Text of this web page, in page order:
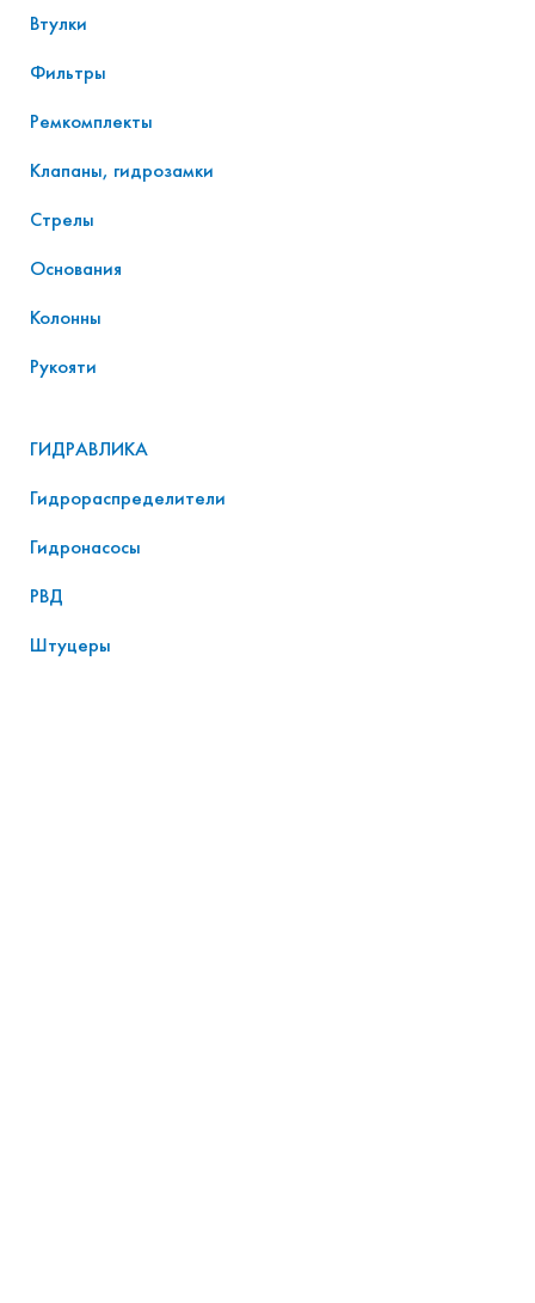
Втулки
Фильтры
Ремкомплекты
Клапаны, гидрозамки
Стрелы
Основания
Колонны
Рукояти
ГИДРАВЛИКА
Гидрораспределители
Гидронасосы
РВД
Штуцеры